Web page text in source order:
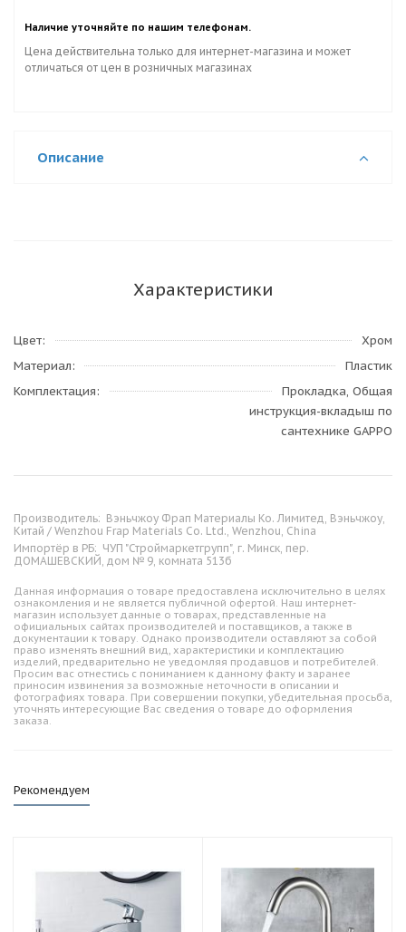
Наличие уточняйте по нашим телефонам.
Цена действительна только для интернет-магазина и может
отличаться от цен в розничных магазинах
Описание
Характеристики
Цвет
Хром
Материал
Пластик
Комплектация
Прокладка, Общая
инструкция-вкладыш по
сантехнике GAPPO
Производитель: Вэньчжоу Фрап Материалы Ко. Лимитед, Вэньчжоу,
Китай / Wenzhou Frap Materials Co. Ltd., Wenzhou, China
Импортёр в РБ: ЧУП "Строймаркетгрупп", г. Минск, пер.
ДОМАШЕВСКИЙ, дом № 9, комната 513б
Данная информация о товаре предоставлена исключительно в целях
ознакомления и не является публичной офертой. Наш интернет-
магазин использует данные о товарах, представленные на
официальных сайтах производителей и поставщиков, а также в
документации к товару. Однако производители оставляют за собой
право изменять внешний вид, характеристики и комплектацию
изделий, предварительно не уведомляя продавцов и потребителей.
Просим вас отнестись с пониманием к данному факту и заранее
приносим извинения за возможные неточности в описании и
фотографиях товара. При совершении покупки, убедительная просьба,
уточнять интересующие Вас сведения о товаре до оформления
заказа.
Рекомендуем